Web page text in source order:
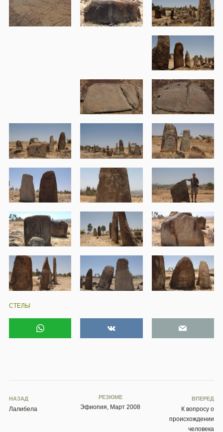
СТЕЛЫ
НАЗАД
Лалибела
РЕЗЮМЕ
Эфиопия, Март 2008
ВПЕРЕД
К вопросу о
происхождении
человека